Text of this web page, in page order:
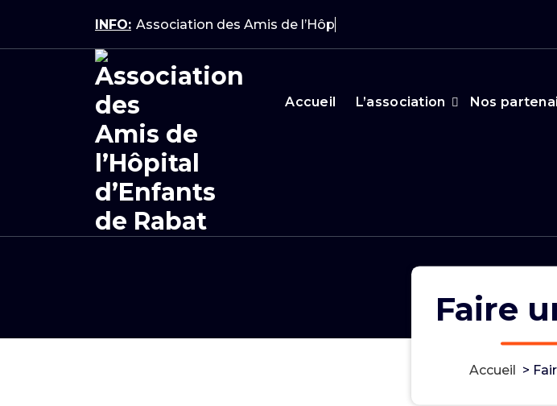
contenu
INFO: Association des Amis de l’Hôpita
Accueil L’association Nos
Faire
Accueil >